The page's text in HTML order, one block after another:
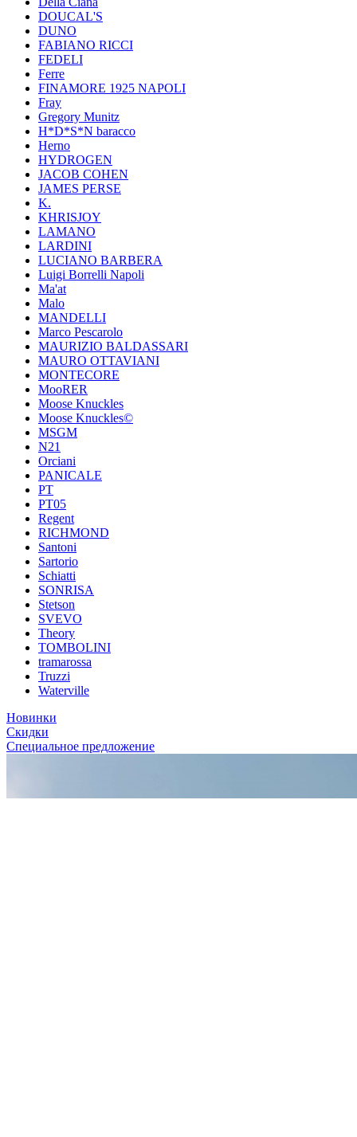
DOUCAL'S
DUNO
FABIANO RICCI
FEDELI
Ferre
FINAMORE 1925 NAPOLI
Fray
Gregory Munitz
H*D*S*N baracco
Herno
HYDROGEN
JACOB COHEN
JAMES PERSE
K.
KHRISJOY
LAMANO
LARDINI
LUCIANO BARBERA
Luigi Borrelli Napoli
Ma'at
Malo
MANDELLI
Marco Pescarolo
MAURIZIO BALDASSARI
MAURO OTTAVIANI
MONTECORE
MooRER
Moose Knuckles
Moose Knuckles©️
MSGM
N21
Orciani
PANICALE
PT
PT05
Regent
RICHMOND
Santoni
Sartorio
Schiatti
SONRISA
Stetson
SVEVO
Theory
TOMBOLINI
tramarossa
Truzzi
Waterville
Новинки
Скидки
Специальное предложение